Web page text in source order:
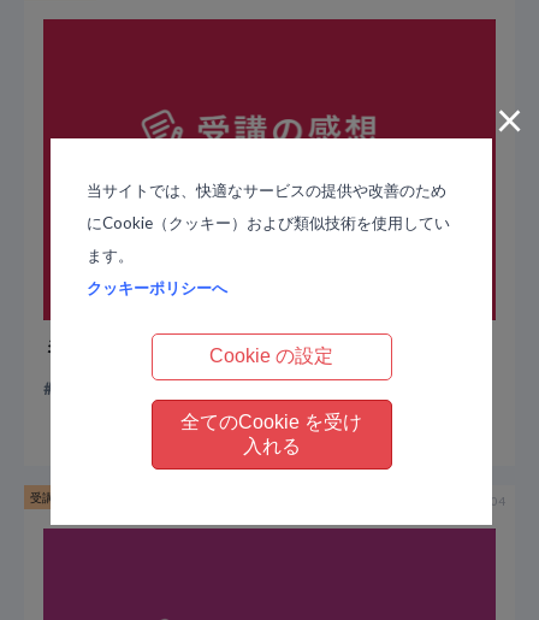
ミロス実践コース 受講の感想
受講の感想 2020-12-04
×
当サイトでは、快適なサービスの提供や改善のため
にCookie（クッキー）および類似技術を使用してい
ます。
クッキーポリシーへ
Cookie の設定
全てのCookie を受け
入れる